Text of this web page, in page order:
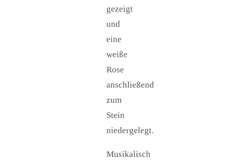
gezeigt
und
eine
weiße
Rose
anschließend
zum
Stein
niedergelegt.
Musikalisch